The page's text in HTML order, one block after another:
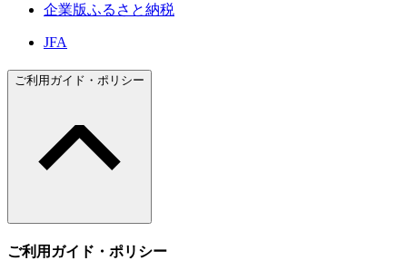
企業版ふるさと納税
JFA
ご利用ガイド・ポリシー
ご利用ガイド・ポリシー